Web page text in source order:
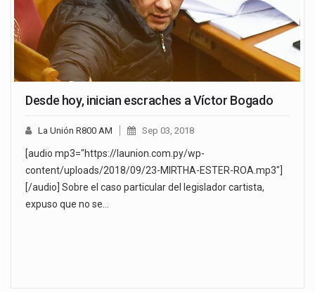
Desde hoy, inician escraches a Víctor Bogado
La Unión R800 AM Sep 03, 2018
[audio mp3="https://launion.com.py/wp-
content/uploads/2018/09/23-MIRTHA-ESTER-ROA.mp3"]
[/audio] Sobre el caso particular del legislador cartista,
expuso que no se…